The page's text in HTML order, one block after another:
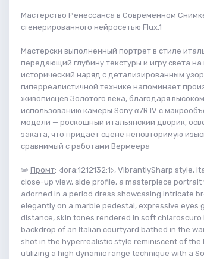
Мастерство Ренессанса в Современном
сгенерированного нейросетью Flux.1
Мастерски выполненный портрет в стиле
передающий глубину текстуры и игру света
исторический наряд с детализированным
гиперреалистичной технике напоминает
живописцев Золотого века, благодаря
использованию камеры Sony α7R IV с
модели — роскошный итальянский дворик,
заката, что придает сцене неповторимую
сравнимый с работами Вермеера
✏️ Промт: <lora:1212132:1>, VibrantlySharp style,
close-up view, side profile, a masterpiece
adorned in a period dress showcasing intricate
elegantly on a marble pedestal, expressive eyes
distance, skin tones rendered in soft
backdrop of an Italian courtyard bathed in the
shot in the hyperrealistic style reminiscent of the
utilizing a high dynamic range technique with a